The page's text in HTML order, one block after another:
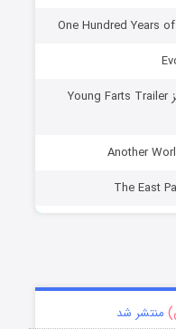
دانلود مستند قطعات تریلر یانگ فارتز Young Farts Trailer
منتشر شد